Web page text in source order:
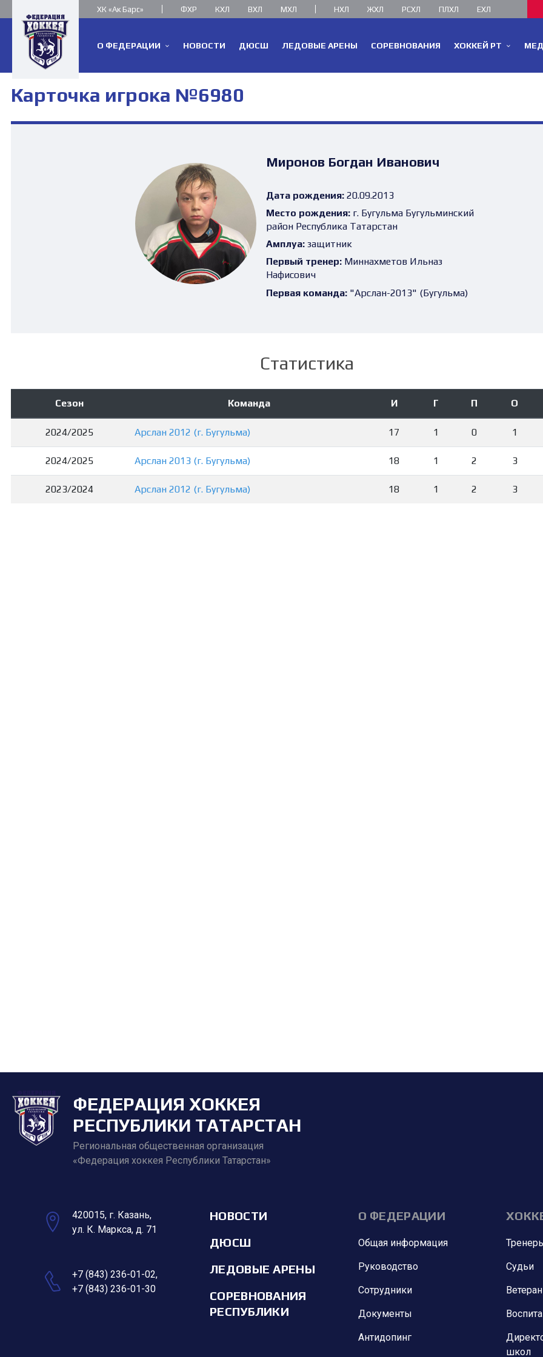
ХК «Ак Барс» ФХР КХЛ ВХЛ МХЛ НХЛ ЖХЛ РСХЛ ПЛХЛ ЕХЛ
О ФЕДЕРАЦИИ НОВОСТИ ДЮСШ ЛЕДОВЫЕ АРЕНЫ СОРЕВНОВАНИЯ ХОККЕЙ РТ
Карточка игрока №6980
Миронов Богдан Иванович
Дата рождения:20.09.2013
Место рождения:г. Бугульма Бугульминский
район Республика Татарстан
Амплуа:защитник
Первый тренер:Миннахметов Ильназ
Нафисович
Первая команда:"Арслан-2013" (Бугульма)
Статистика
Сезон Команда И Г П О
2024/2025 Арслан 2012 (г. Бугульма) 17 1 0 1
2024/2025 Арслан 2013 (г. Бугульма) 18 1 2 3
2023/2024 Арслан 2012 (г. Бугульма) 18 1 2 3
ФЕДЕРАЦИЯ ХОККЕЯ
РЕСПУБЛИКИ ТАТАРСТАН
Региональная общественная организация
«Федерация хоккея Республики Татарстан»
420015, г. Казань,
ул. К. Маркса, д. 71
+7 (843) 236-01-02,
+7 (843) 236-01-30
НОВОСТИ
ДЮСШ
ЛЕДОВЫЕ АРЕНЫ
СОРЕВНОВАНИЯ
РЕСПУБЛИКИ
О ФЕДЕРАЦИИ
Общая информация
Руководство
Сотрудники
Документы
Антидопинг
Судьи
школ